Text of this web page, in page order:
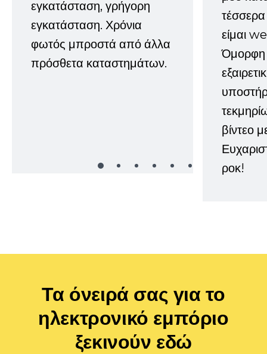
εγκατάσταση, γρήγορη
εγκατάσταση. Χρόνια
φωτός μπροστά από άλλα
πρόσθετα καταστημάτων.
είμαι
Όμορφη
βίντεο
ροκ!
Τα όνειρά σας για το
ηλεκτρονικό εμπόριο
ξεκινούν εδώ